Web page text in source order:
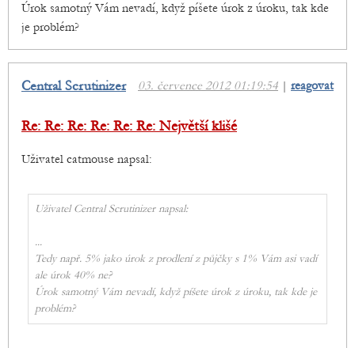
Úrok samotný Vám nevadí, když píšete úrok z úroku, tak kde
je problém?
03. července 2012 01:19:54 | reagovat
Central Scrutinizer
Re: Re: Re: Re: Re: Re: Největší klišé
Uživatel catmouse napsal:
Uživatel Central Scrutinizer napsal:
...
Tedy např. 5% jako úrok z prodlení z půjčky s 1% Vám asi vadí
ale úrok 40% ne?
Úrok samotný Vám nevadí, když píšete úrok z úroku, tak kde je
problém?